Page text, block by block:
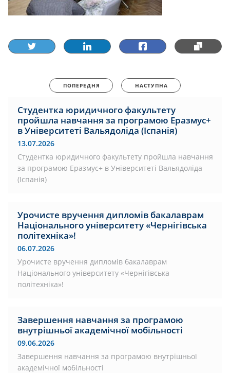
ПОПЕРЕДНЯ НАСТУПНА
Студентка юридичного факультету
пройшла навчання за програмою Еразмус+
в Університеті Вальядоліда (Іспанія)
13.07.2026
Студентка юридичного факультету пройшла навчання
за програмою Еразмус+ в Університеті Вальядоліда
(Іспанія)
Урочисте вручення дипломів бакалаврам
Національного університету «Чернігівська
політехніка»!
06.07.2026
Урочисте вручення дипломів бакалаврам
Національного університету «Чернігівська
політехніка»!
Завершення навчання за програмою
внутрішньої академічної мобільності
09.06.2026
Завершення навчання за програмою внутрішньої
академічної мобільності